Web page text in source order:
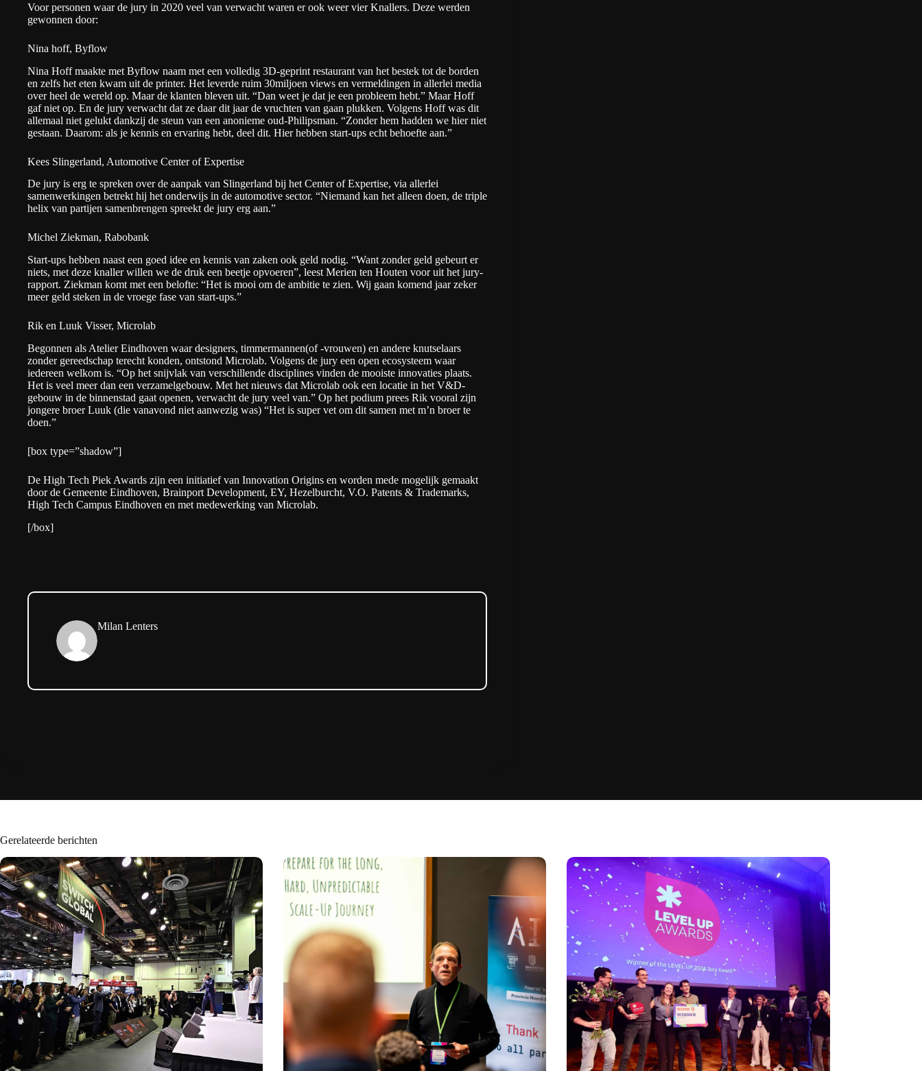
Voor personen waar de jury in 2020 veel van verwacht waren er ook weer vier Knallers. Deze werden
gewonnen door:
Nina hoff, Byflow
Nina Hoff maakte met Byflow naam met een volledig 3D-geprint restaurant van het bestek tot de borden
en zelfs het eten kwam uit de printer. Het leverde ruim 30miljoen views en vermeldingen in allerlei media
over heel de wereld op. Maar de klanten bleven uit. “Dan weet je dat je een probleem hebt.” Maar Hoff
gaf niet op. En de jury verwacht dat ze daar dit jaar de vruchten van gaan plukken. Volgens Hoff was dit
allemaal niet gelukt dankzij de steun van een anonieme oud-Philipsman. “Zonder hem hadden we hier niet
gestaan. Daarom: als je kennis en ervaring hebt, deel dit. Hier hebben start-ups echt behoefte aan.”
Kees Slingerland, Automotive Center of Expertise
De jury is erg te spreken over de aanpak van Slingerland bij het Center of Expertise, via allerlei
samenwerkingen betrekt hij het onderwijs in de automotive sector. “Niemand kan het alleen doen, de triple
helix van partijen samenbrengen spreekt de jury erg aan.”
Michel Ziekman, Rabobank
Start-ups hebben naast een goed idee en kennis van zaken ook geld nodig. “Want zonder geld gebeurt er
niets, met deze knaller willen we de druk een beetje opvoeren”, leest Merien ten Houten voor uit het jury-
rapport. Ziekman komt met een belofte: “Het is mooi om de ambitie te zien. Wij gaan komend jaar zeker
meer geld steken in de vroege fase van start-ups.”
Rik en Luuk Visser, Microlab
Begonnen als Atelier Eindhoven waar designers, timmermannen(of -vrouwen) en andere knutselaars
zonder gereedschap terecht konden, ontstond Microlab. Volgens de jury een open ecosysteem waar
iedereen welkom is. “Op het snijvlak van verschillende disciplines vinden de mooiste innovaties plaats.
Het is veel meer dan een verzamelgebouw. Met het nieuws dat Microlab ook een locatie in het V&D-
gebouw in de binnenstad gaat openen, verwacht de jury veel van.” Op het podium prees Rik vooral zijn
jongere broer Luuk (die vanavond niet aanwezig was) “Het is super vet om dit samen met m’n broer te
doen.”
[box type=”shadow”]
De High Tech Piek Awards zijn een initiatief van Innovation Origins en worden mede mogelijk gemaakt
door de Gemeente Eindhoven, Brainport Development, EY, Hezelburcht, V.O. Patents & Trademarks,
High Tech Campus Eindhoven en met medewerking van Microlab.
[/box]
Milan Lenters
Gerelateerde berichten